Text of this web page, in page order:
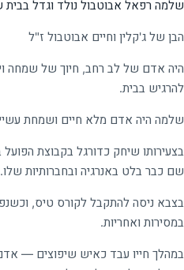
שלמה רפאל אבוטבול נולד וגדל
הבן של ג'קלין וחיים אבוטבול ז"ל
היה אדם של לב רחב, חיוך של שמחה
להרגיש בבית.
שלמה היה אדם מלא חיים ושמחת
בצעירותו שיחק כדורגל בקבוצת
שם כבר בלט באנרגיה ובחברותיות שלו.
בצבא ניסה להתקבל לקורס טיס,
במסירות ואחריות.
במהלך חייו עבד כאיש שיפוצים —